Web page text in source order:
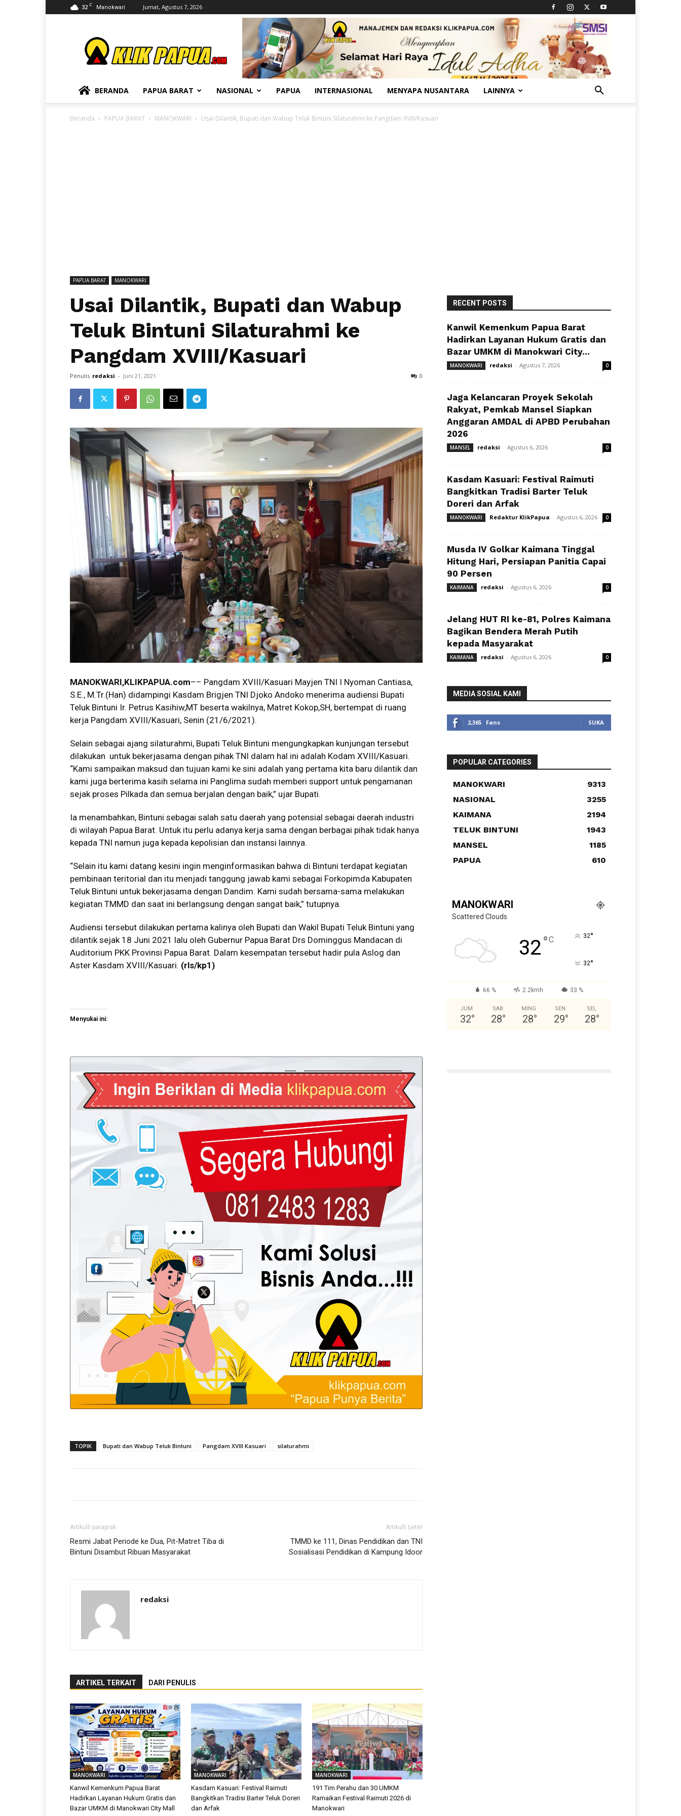
32 C Manokwari Jumat, Agustus 7, 2026
BERANDA PAPUA BARAT NASIONAL PAPUA INTERNASIONAL MENYAPA NUSANTARA LAINNYA
Beranda PAPUA BARAT MANOKWARI Usai Dilantik, Bupati dan Wabup Teluk Bintuni Silaturahmi ke Pangdam XVIII/Kasuari
PAPUA BARAT MANOKWARI
Usai Dilantik, Bupati dan Wabup
Teluk Bintuni Silaturahmi ke
Pangdam XVIII/Kasuari
Penulis redaksi - Juni 21, 2021 0
MANOKWARI,KLIKPAPUA.com–– Pangdam XVIII/Kasuari Mayjen TNI I Nyoman Cantiasa,
S.E., M.Tr.(Han) didampingi Kasdam Brigjen TNI Djoko Andoko menerima audiensi Bupati
Teluk Bintuni Ir. Petrus Kasihiw,MT beserta wakilnya, Matret Kokop,SH, bertempat di ruang
kerja Pangdam XVIII/Kasuari, Senin (21/6/2021).
Selain sebagai ajang silaturahmi, Bupati Teluk Bintuni mengungkapkan kunjungan tersebut
dilakukan untuk bekerjasama dengan pihak TNI dalam hal ini adalah Kodam XVIII/Kasuari.
“Kami sampaikan maksud dan tujuan kami ke sini adalah yang pertama kita baru dilantik dan
kami juga berterima kasih selama ini Panglima sudah memberi support untuk pengamanan
sejak proses Pilkada dan semua berjalan dengan baik,” ujar Bupati.
Ia menambahkan, Bintuni sebagai salah satu daerah yang potensial sebagai daerah industri
di wilayah Papua Barat. Untuk itu perlu adanya kerja sama dengan berbagai pihak tidak hanya
kepada TNI namun juga kepada kepolisian dan instansi lainnya.
“Selain itu kami datang kesini ingin menginformasikan bahwa di Bintuni terdapat kegiatan
pembinaan teritorial dan itu menjadi tanggung jawab kami sebagai Forkopimda Kabupaten
Teluk Bintuni untuk bekerjasama dengan Dandim. Kami sudah bersama-sama melakukan
kegiatan TMMD dan saat ini berlangsung dengan sangat baik,” tutupnya.
Audiensi tersebut dilakukan pertama kalinya oleh Bupati dan Wakil Bupati Teluk Bintuni yang
dilantik sejak 18 Juni 2021 lalu oleh Gubernur Papua Barat Drs Dominggus Mandacan di
Auditorium PKK Provinsi Papua Barat. Dalam kesempatan tersebut hadir pula Aslog dan
Aster Kasdam XVIII/Kasuari. (rls/kp1)
Menyukai ini:
TOPIK Bupati dan Wabup Teluk Bintuni Pangdam XVIII Kasuari silaturahmi
Artikulli paraprak
Resmi Jabat Periode ke Dua, Pit-Matret Tiba di
Bintuni Disambut Ribuan Masyarakat
Artikulli tjetër
TMMD ke 111, Dinas Pendidikan dan TNI
Sosialisasi Pendidikan di Kampung Idoor
redaksi
ARTIKEL TERKAIT DARI PENULIS
MANOKWARI
Kanwil Kemenkum Papua Barat
Hadirkan Layanan Hukum Gratis dan
Bazar UMKM di Manokwari City Mall
MANOKWARI
Kasdam Kasuari: Festival Raimuti
Bangkitkan Tradisi Barter Teluk Doreri
dan Arfak
MANOKWARI
191 Tim Perahu dan 30 UMKM
Ramaikan Festival Raimuti 2026 di
Manokwari
RECENT POSTS
Kanwil Kemenkum Papua Barat
Hadirkan Layanan Hukum Gratis dan
Bazar UMKM di Manokwari City...
MANOKWARI redaksi - Agustus 7, 2026 0
Jaga Kelancaran Proyek Sekolah
Rakyat, Pemkab Mansel Siapkan
Anggaran AMDAL di APBD Perubahan
2026
MANSEL redaksi - Agustus 6, 2026 0
Kasdam Kasuari: Festival Raimuti
Bangkitkan Tradisi Barter Teluk
Doreri dan Arfak
MANOKWARI Redaktur KlikPapua - Agustus 6, 2026 0
Musda IV Golkar Kaimana Tinggal
Hitung Hari, Persiapan Panitia Capai
90 Persen
KAIMANA redaksi - Agustus 6, 2026 0
Jelang HUT RI ke-81, Polres Kaimana
Bagikan Bendera Merah Putih
kepada Masyarakat
KAIMANA redaksi - Agustus 6, 2026 0
MEDIA SOSIAL KAMI
2,365 Fans SUKA
POPULAR CATEGORIES
MANOKWARI
9313
NASIONAL
3255
KAIMANA
2194
TELUK BINTUNI
1943
MANSEL
1185
PAPUA
610
MANOKWARI
Scattered Clouds
32°C 32°
32°
66 % 2.2kmh 33 %
JUM
32°
SAB
28°
MING
28°
SEN
29°
SEL
28°